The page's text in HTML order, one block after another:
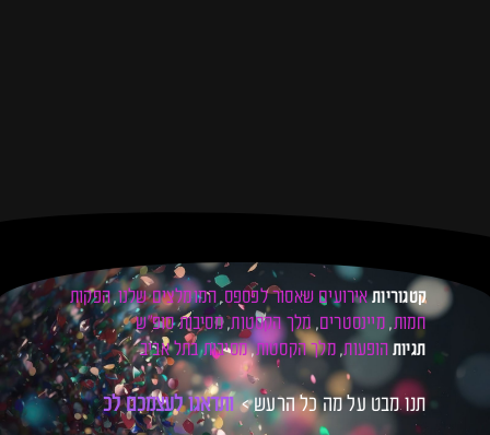
קטגוריות אירועים שאסור לפספס,המומלצים שלנו,הפקות
חמות, מיינסטרים,מלך הקסטות,מסיבות סופ"ש
תגיות הופעות, מלך הקסטות,מסיבות בתל אביב
תנו מבט על מה כל הרעש > ותדאגו לעצמכם לכרטיס